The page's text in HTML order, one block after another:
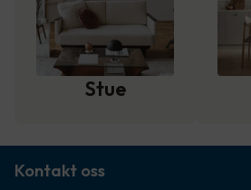
Stue
Kontakt oss